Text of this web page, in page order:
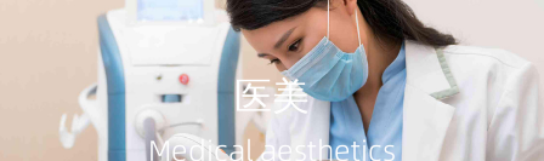
医美
Medical aesthetics